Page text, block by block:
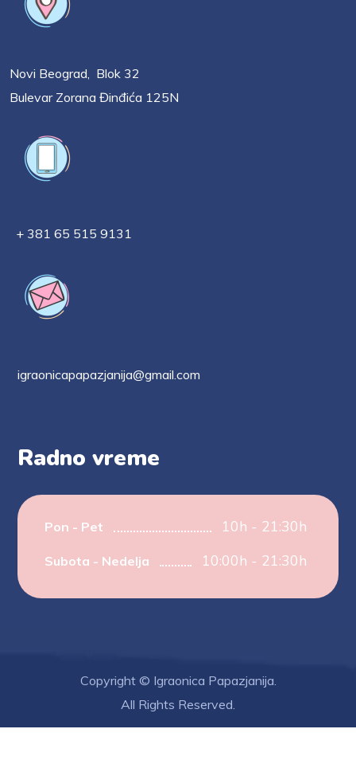
Novi Beograd, Blok 32
Bulevar Zorana Đinđića 125N
+ 381 65 515 9131
igraonicapapazjanija@gmail.com
Radno vreme
Pon - Pet 10h - 21:30h
Subota - Nedelja 10:00h - 21:30h
Copyright © Igraonica Papazjanija.
All Rights Reserved.